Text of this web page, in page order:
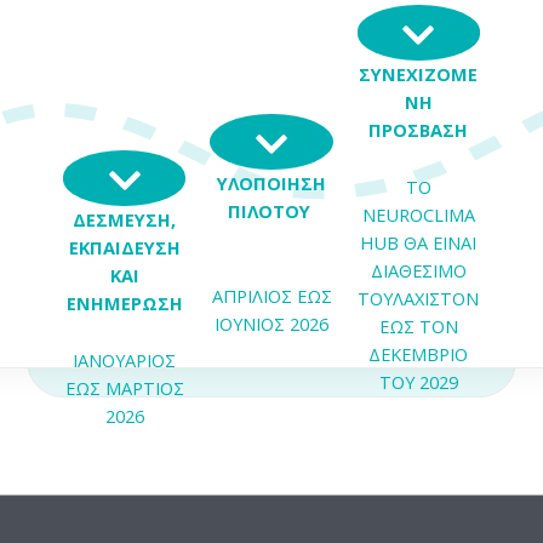
ΔΕΣΜΕΥΣΗ,
ΕΚΠΑΙΔΕΥΣΗ
ΚΑΙ
ΕΝΗΜΕΡΩΣΗ
ΙΑΝΟΥΑΡΙΟΣ
ΕΩΣ ΜΑΡΤΙΟΣ
2026
ΥΛΟΠΟΙΗΣΗ
ΠΙΛΟΤΟΥ
AΠΡΙΛΙΟΣ ΕΩΣ
ΙΟΥΝΙΟΣ 2026
ΣΥΝΕΧΙΖΟΜΕ
ΝΗ
ΠΡΟΣΒΑΣΗ
ΤΟ
NEUROCLIMA
HUB ΘΑ ΕΙΝΑΙ
ΔΙΑΘΕΣΙΜΟ
ΤΟΥΛΑΧΙΣΤΟΝ
ΕΩΣ ΤΟΝ
ΔΕΚΕΜΒΡΙΟ
ΤΟΥ 2029
Μάθετε περισσότερα